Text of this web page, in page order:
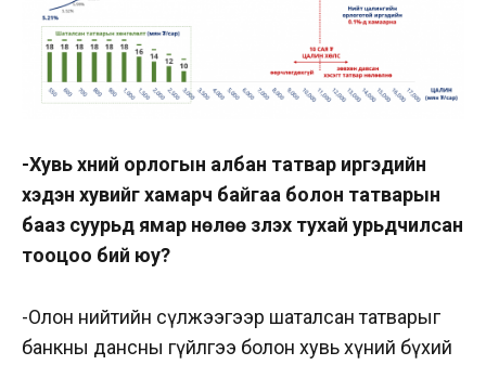
-Хувь хүний орлогын албан татвар иргэдийн
хэдэн хувийг хамарч байгаа болон татварын
бааз суурьд ямар нөлөө үзүүлэх тухай урьдчилсан
тооцоо бий юу?
-Олон нийтийн сүлжээгээр шаталсан татварыг
банкны дансны гүйлгээ болон хувь хүний бүхий